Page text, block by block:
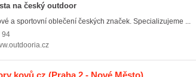
na český outdoor
a sportovní oblečení českých značek. Specializujeme ...
94
kovů.cz (Praha 2 - Nové Město)